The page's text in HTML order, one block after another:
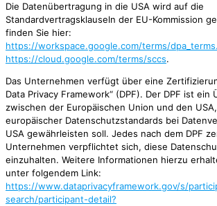
Die Datenübertragung in die USA wird auf die
Standardvertragsklauseln der EU-Kommission
finden Sie hier:
https://workspace.google.com/terms/
https://cloud.google.com/terms/sccs.
Das Unternehmen verfügt über eine
Data Privacy Framework“ (DPF). Der DPF ist ein
zwischen der Europäischen Union und den
europäischer Datenschutzstandards bei
USA gewährleisten soll. Jedes nach dem DPF
Unternehmen verpflichtet sich, diese
einzuhalten. Weitere Informationen hierzu
unter folgendem Link:
https://www.dataprivacyframework.gov/s/
search/participant-detail?